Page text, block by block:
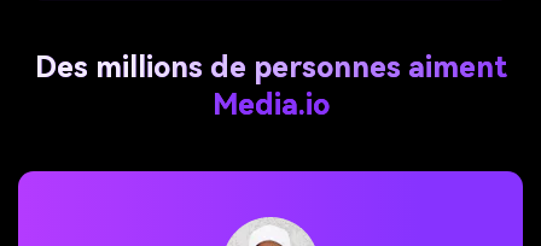
Des millions de personnes aiment
Media.io